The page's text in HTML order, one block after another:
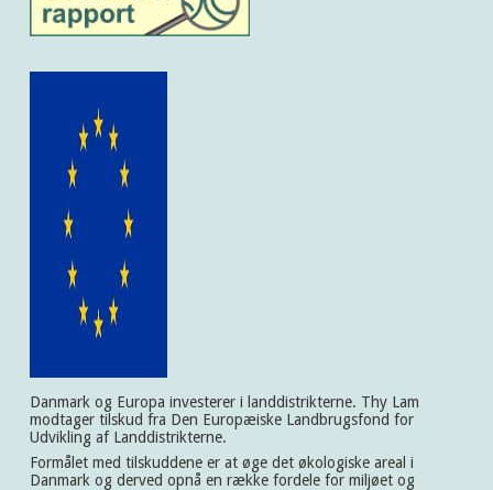
Danmark og Europa investerer i landdistrikterne. Thy Lam
modtager tilskud fra Den Europæiske Landbrugsfond for
Udvikling af Landdistrikterne.
Formålet med tilskuddene er at øge det økologiske areal i
Danmark og derved opnå en række fordele for miljøet og